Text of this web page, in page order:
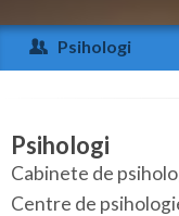
Arad
Arges
Bihor
Bistrita-Nasaud
Psihologi
Specialitati
Servicii
Psihologi
Cabinete de
Centre de